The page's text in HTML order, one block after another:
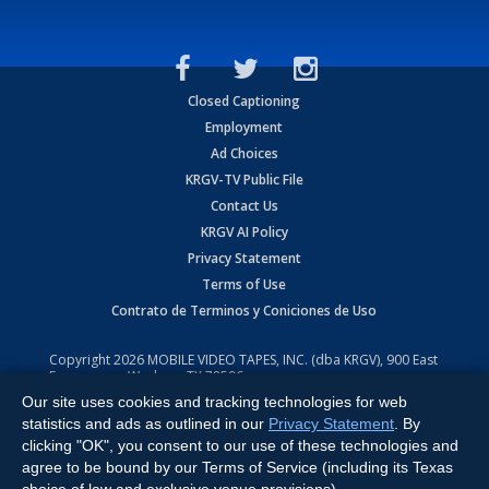
Closed Captioning
Employment
Ad Choices
KRGV-TV Public File
Contact Us
KRGV AI Policy
Privacy Statement
Terms of Use
Contrato de Terminos y Coniciones de Uso
Copyright2026 MOBILE VIDEO TAPES, INC. (dba KRGV), 900 East
Expressway, Weslaco, TX 78596.
All Rights Reserved. Powered by:Ruby Shore Software
Our site uses cookies and tracking technologies for web
statistics and ads as outlined in our Privacy Statement . By
clicking "OK", you consent to our use of these technologies and
agree to be bound by our Terms of Service (including its Texas